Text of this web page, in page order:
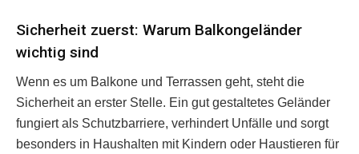
Sicherheit zuerst: Warum Balkongeländer
wichtig sind
Wenn es um Balkone und Terrassen geht, steht die
Sicherheit an erster Stelle. Ein gut gestaltetes Geländer
fungiert als Schutzbarriere, verhindert Unfälle und sorgt
besonders in Haushalten mit Kindern oder Haustieren für